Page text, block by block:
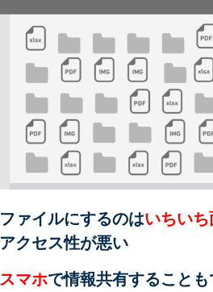
ファイルにするのはいちい
アクセス性が悪い
スマホで情報共有することも